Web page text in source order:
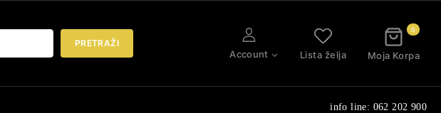
PRETRAŽI
Account Lista želja
0
Moja Korpa
info line: 062 202 900